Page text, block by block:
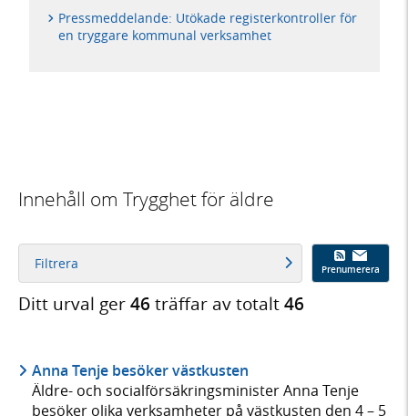
Pressmeddelande: Utökade registerkontroller för
en tryggare kommunal verksamhet
Innehåll om Trygghet för äldre
Filtrera Prenumerera
Ditt urval ger46 träffar av totalt46
Anna Tenje besöker västkusten
Äldre- och socialförsäkringsminister Anna Tenje
besöker olika verksamheter på västkusten den 4 – 5